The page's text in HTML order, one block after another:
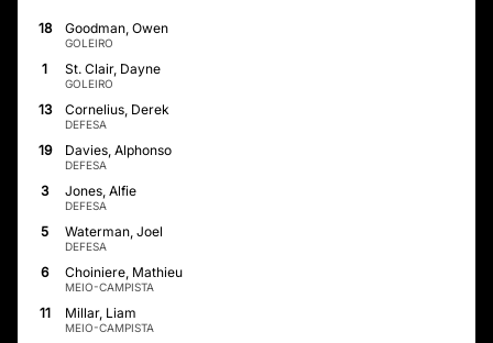
18 Goodman, Owen
GOLEIRO
1 St. Clair, Dayne
GOLEIRO
13 Cornelius, Derek
DEFESA
19 Davies, Alphonso
DEFESA
3 Jones, Alfie
DEFESA
5 Waterman, Joel
DEFESA
6 Choiniere, Mathieu
MEIO-CAMPISTA
11 Millar, Liam
MEIO-CAMPISTA